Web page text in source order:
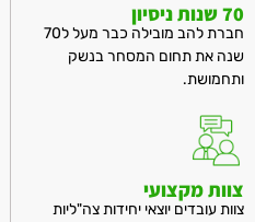
70 שנות ניסיון
חברת להב מובילה כבר מעל ל70
שנה את תחום המסחר בנשק
ותחמושת.
צוות מקצועי
צוות עובדים יוצאי יחידות צה"ליות